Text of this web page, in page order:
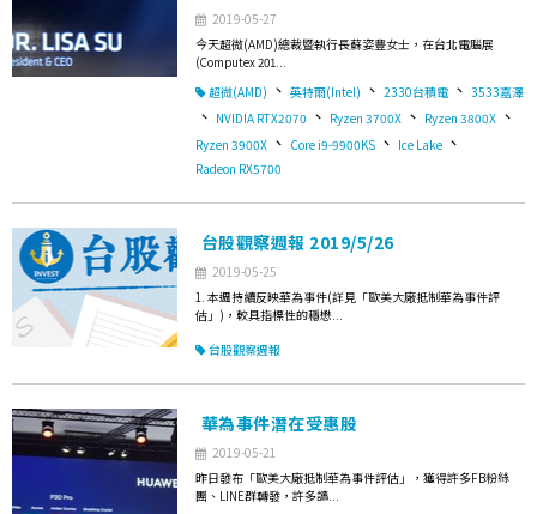
2019-05-27
今天超微(AMD)總裁暨執行長蘇姿豐女士，在台北電腦展
(Computex 201...
超微(AMD) 、 英特爾(Intel) 、 2330台積電 、 3533嘉澤
、 NVIDIA RTX2070 、 Ryzen 3700X 、 Ryzen 3800X 、
Ryzen 3900X 、 Core i9-9900KS 、 Ice Lake 、
Radeon RX5700
台股觀察週報 2019/5/26
2019-05-25
1. 本週持續反映華為事件(詳見「歐美大廠抵制華為事件評
估」)，較具指標性的穩懋...
台股觀察週報
華為事件潛在受惠股
2019-05-21
昨日發布「歐美大廠抵制華為事件評估」，獲得許多FB粉絲
團、LINE群轉發，許多讀...